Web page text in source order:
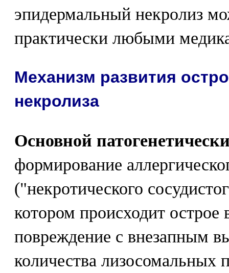
эпидермальный некролиз
практически любыми
Механизм развития
некролиза
Основной
формирование
("некротического
котором происходит острое
повреждение с внезапным
количества лизосомальных